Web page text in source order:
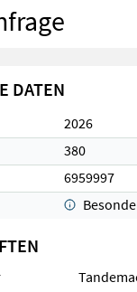
DATEN
2026
380
6959997